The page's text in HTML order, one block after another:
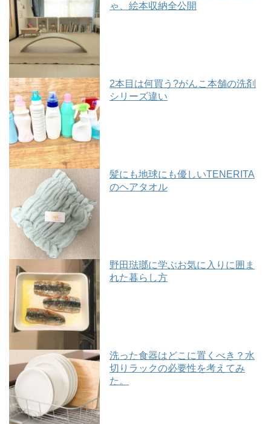
ゃ、絵本収納全公開
2本目は何買う?がんこ本舗の洗剤
シリーズ違い
髪にも地球にも優しいTENERITA
のヘアタオル
野田琺瑯に学ぶお気に入りに囲ま
れた暮らし方
洗った食器はどこに置くべき？水
切りラックの必要性を考えてみ
た。